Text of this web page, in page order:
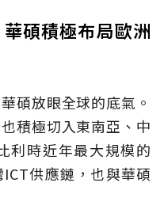
碩積極布局歐洲
碩放眼全球的底氣。
積極切入東南亞、中
利時近年最大規模的
供應鏈，也與華碩